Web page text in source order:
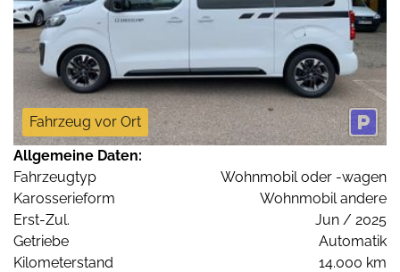
Fahrzeug vor Ort
Allgemeine Daten:
Fahrzeugtyp
Wohnmobil oder -wagen
Karosserieform
Wohnmobil andere
Erst-Zul.
Jun / 2025
Getriebe
Automatik
Kilometerstand
14.000 km